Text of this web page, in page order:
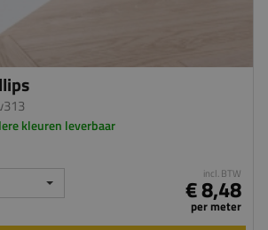
kleuren leverbaar
incl. BTW
€ 8,48
per meter